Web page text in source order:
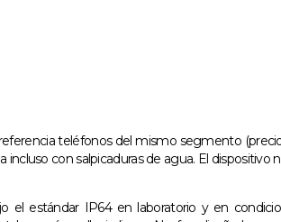
teléfonos del mismo segmento
con salpicaduras de agua. El dispositivo
estándar IP64 en laboratorio y en